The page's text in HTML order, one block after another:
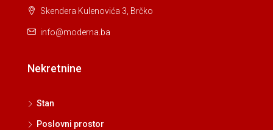
Skendera Kulenovića 3, Brčko
info@moderna.ba
Nekretnine
Stan
Poslovni prostor